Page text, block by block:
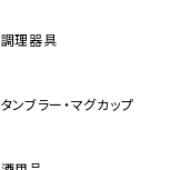
調理器具
タンブラー・マグカップ